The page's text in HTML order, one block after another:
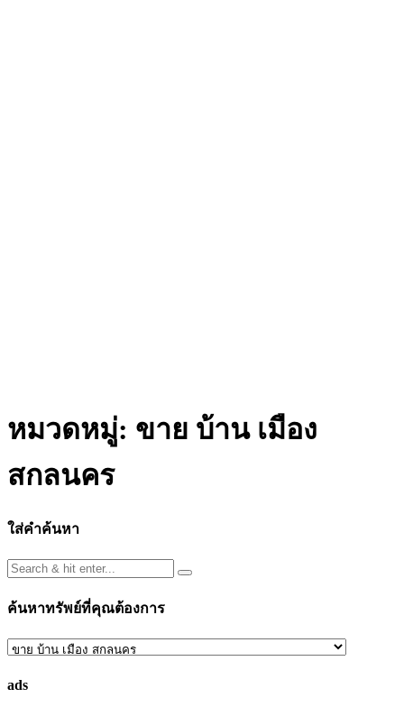
หมวดหมู่: ขาย บ้าน เมือง
สกลนคร
ใส่คำค้นหา
ค้นหาทรัพย์ที่คุณต้องการ
ค้นหา
ที่
ads